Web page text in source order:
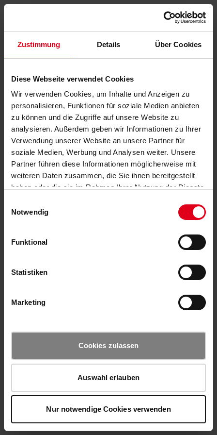
Zustimmung Details Über Cookies
Diese Webseite verwendet Cookies
Wir verwenden Cookies, um Inhalte und Anzeigen zu
personalisieren, Funktionen für soziale Medien anbieten
zu können und die Zugriffe auf unsere Website zu
analysieren. Außerdem geben wir Informationen zu Ihrer
Verwendung unserer Website an unsere Partner für
soziale Medien, Werbung und Analysen weiter. Unsere
Partner führen diese Informationen möglicherweise mit
weiteren Daten zusammen, die Sie ihnen bereitgestellt
haben oder die sie im Rahmen Ihrer Nutzung der Dienste
Notwendig
Funktional
Statistiken
Marketing
Cookies zulassen
Auswahl erlauben
Nur notwendige Cookies verwenden